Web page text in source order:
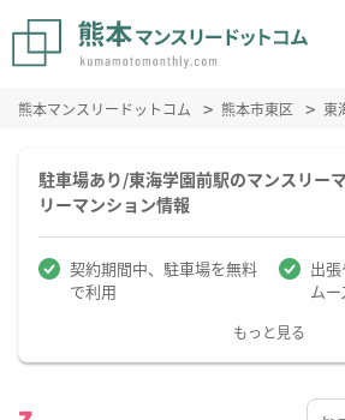
熊本マンスリードットコム 熊本市東区 東
駐車場あり/東海学園前駅のマンスリー
リーマンション情報
契約期間中、駐車場を無料
で利用
出
ム
もっと見る